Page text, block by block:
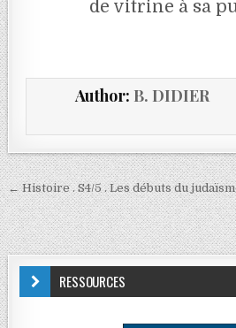
de vitrine à sa
Author: B. DIDIER
← Histoire . S4/5 . Les débuts du
RESSOURCES